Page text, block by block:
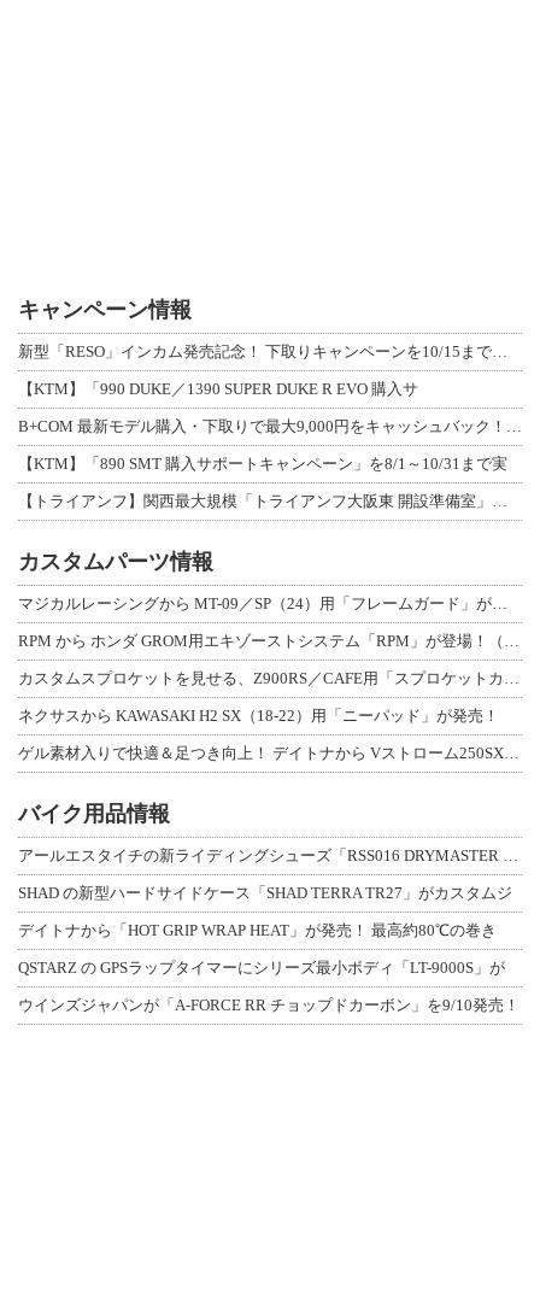
キャンペーン情報
新型「RESO」インカム発売記念！ 下取りキャンペーンを10/15まで延長して開
【KTM】「990 DUKE／1390 SUPER DUKE R EVO 購入サ
B+COM 最新モデル購入・下取りで最大9,000円をキャッシュバック！「B+F
【KTM】「890 SMT 購入サポートキャンペーン」を8/1～10/31まで実
【トライアンフ】関西最大規模「トライアンフ大阪東 開設準備室」がオープン！ 限定
カスタムパーツ情報
マジカルレーシングから MT-09／SP（24）用「フレームガード」が登場！
RPM から ホンダ GROM用エキゾーストシステム「RPM」が登場！（動画あり
カスタムスプロケットを見せる、Z900RS／CAFE用「スプロケットカバーフルキ
ネクサスから KAWASAKI H2 SX（18-22）用「ニーパッド」が発売！
ゲル素材入りで快適＆足つき向上！ デイトナから Vストローム250SX用「快適ロ
バイク用品情報
アールエスタイチの新ライディングシューズ「RSS016 DRYMASTER スト
SHAD の新型ハードサイドケース「SHAD TERRA TR27」がカスタムジ
デイトナから「HOT GRIP WRAP HEAT」が発売！ 最高約80℃の巻き
QSTARZ の GPSラップタイマーにシリーズ最小ボディ「LT-9000S」が
ウインズジャパンが「A-FORCE RR チョップドカーボン」を9/10発売！